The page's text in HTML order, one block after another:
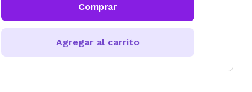
Comprar
Agregar al carrito